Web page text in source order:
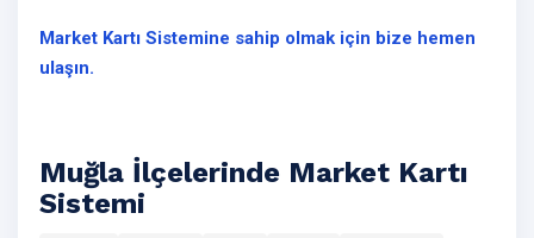
Market Kartı Sistemine sahip olmak için bize hemen
ulaşın.
Muğla İlçelerinde Market Kartı
Sistemi